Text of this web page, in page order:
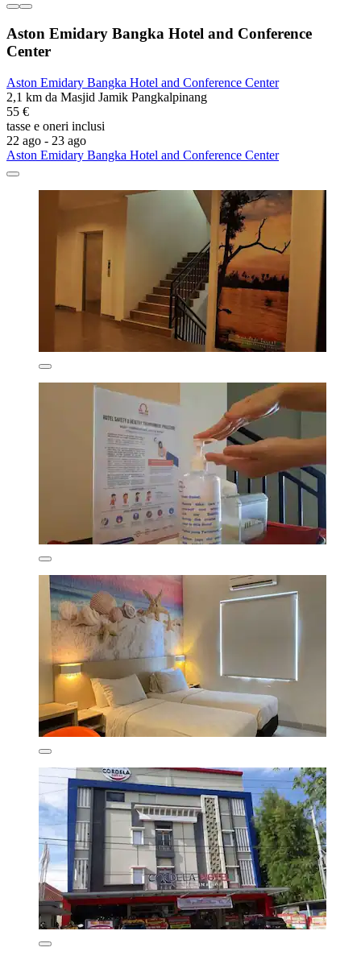
Aston Emidary Bangka Hotel and Conference
Center
Aston Emidary Bangka Hotel and Conference Center
2,1 km da Masjid Jamik Pangkalpinang
55 €
tasse e oneri inclusi
22 ago - 23 ago
Aston Emidary Bangka Hotel and Conference Center